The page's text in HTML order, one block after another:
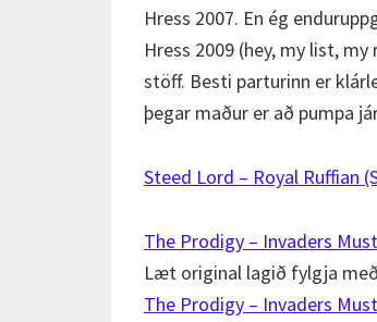
Hress 2007. En ég
Hress 2009 (hey, my list,
stöff. Besti parturinn er
þegar maður er að pumpa
Steed Lord – Royal Ruffian
The Prodigy – Invaders
Læt original lagið fylgja
The Prodigy – Invaders